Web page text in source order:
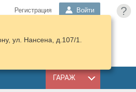
?
Регистрация Войти
КОРЗИНА
ГАРАЖ
ул. Нансена, д.107/1.